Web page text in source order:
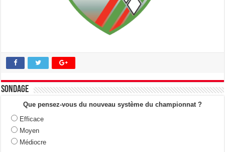
Sondage
Que pensez-vous du nouveau système du championnat ?
Efficace
Moyen
Médiocre